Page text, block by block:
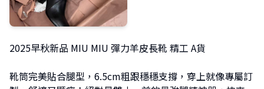
2025早秋新品 MIU MIU 彈力羊皮長靴 精工 A貨
靴筒完美貼合腿型，6.5cm粗跟穩穩支撐，穿上就像專屬訂